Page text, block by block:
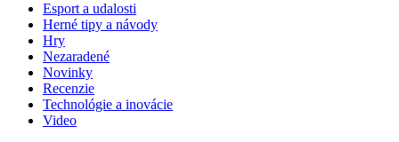
Esport a udalosti
Herné tipy a návody
Hry
Nezaradené
Novinky
Recenzie
Technológie a inovácie
Video